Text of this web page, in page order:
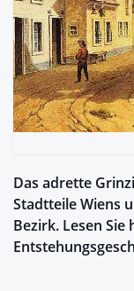
Das adrette
Stadtteile Wiens
Bezirk. Lesen Sie